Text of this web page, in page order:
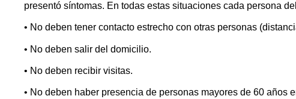
presentó síntomas. En todas estas situaciones cada persona
• No deben tener contacto estrecho con otras personas
• No deben salir del domicilio.
• No deben recibir visitas.
• No deben haber presencia de personas mayores de 60 años